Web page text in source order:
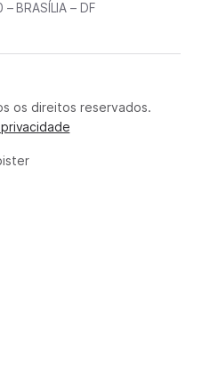
BRASÍLIA – DF
os direitos reservados.